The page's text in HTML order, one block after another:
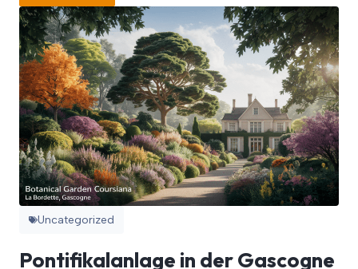
Uncategorized
Pontifikalanlage in der Gascogne